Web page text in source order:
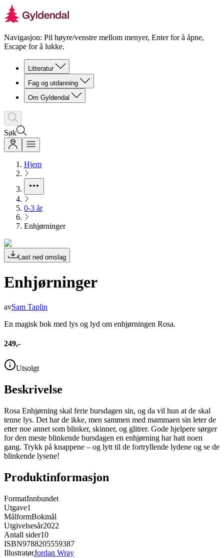
Navigasjon: Pil høyre/venstre mellom menyer, Enter for å åpne,
Escape for å lukke.
Litteratur
Fag og utdanning
Om Gyldendal
Søk
Hjem
0-3 år
Enhjørninger
Last ned omslag
Enhjørninger
avSam Taplin
En magisk bok med lys og lyd om enhjørningen Rosa.
249,-
Utsolgt
Beskrivelse
Rosa Enhjørning skal ferie bursdagen sin, og da vil hun at de skal
tenne lys. Det har de ikke, men sammen med mammaen sin leter de
etter noe annet som blinker, skinner, og glitrer. Gode hjelpere sørger
for den meste blinkende bursdagen en enhjørning har hatt noen
gang. Trykk på knappene – og lytt til de fortryllende lydene og se de
blinkende lysene!
Produktinformasjon
FormatInnbundet
Utgave1
MålformBokmål
Utgivelsesår2022
Antall sider10
ISBN9788205559387
IllustratørJordan Wray